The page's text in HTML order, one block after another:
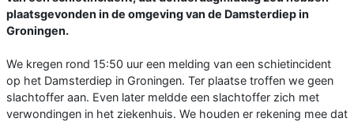
plaatsgevonden in de omgeving van de Damsterdiep in
Groningen.
We kregen rond 15:50 uur een melding van een schietincident
op het Damsterdiep in Groningen. Ter plaatse troffen we geen
slachtoffer aan. Even later meldde een slachtoffer zich met
verwondingen in het ziekenhuis. We houden er rekening mee dat